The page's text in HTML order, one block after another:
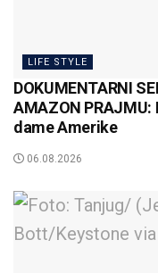
LIFE STYLE
DOKUMENTARNI
AMAZON
dame Amerike
06.08.2026